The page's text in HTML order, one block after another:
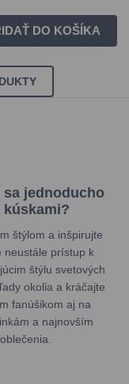
jednoducho
štýlom a inšpirujte
neustále prístup k
štýlu svetových
okolia a kráčajte
fanúšikom aj na
a najnovším